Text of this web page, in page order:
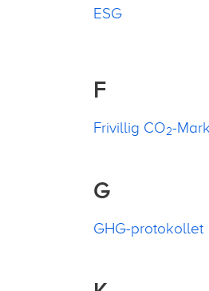
ESG
F
Frivillig CO2-
G
GHG-protokollet